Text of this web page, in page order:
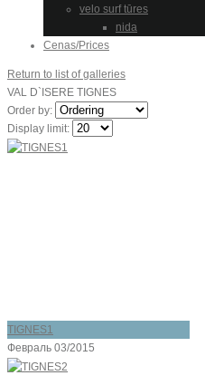
velo surf tūres
nida
Cenas/Prices
Return to list of galleries
VAL D`ISERE TIGNES
Order by:
Display limit:
TIGNES1
Февраль 03/2015